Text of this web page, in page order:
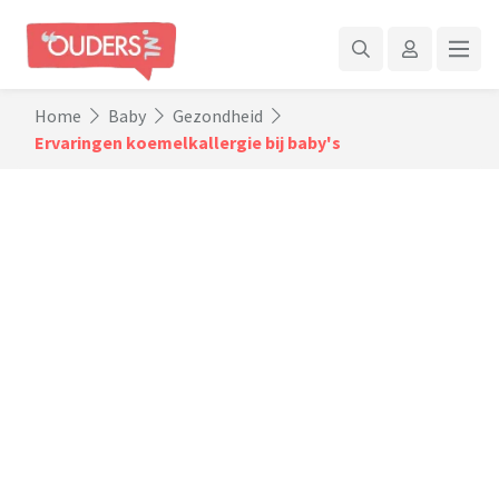
Home Baby
Gezondheid
Ervaringen koemelkallergie bij baby's